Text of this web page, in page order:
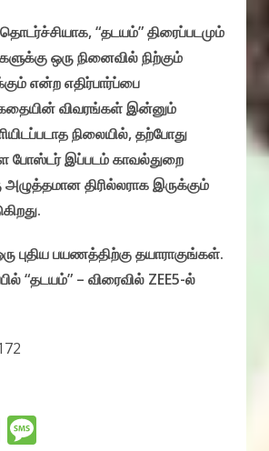
“தடயம்” திரைப்படமும்
ஒரு நினைவில் நிற்கும்
என்ற எதிர்பார்ப்பை
கதையின் விவரங்கள் இன்னும்
நிலையில், தற்போது
போஸ்டர் இப்படம் காவல்துறை
திரில்லராக இருக்கும்
புதிய பயணத்திற்கு தயாராகுங்கள்.
“தடயம்” – விரைவில் ZEE5-ல்
X M